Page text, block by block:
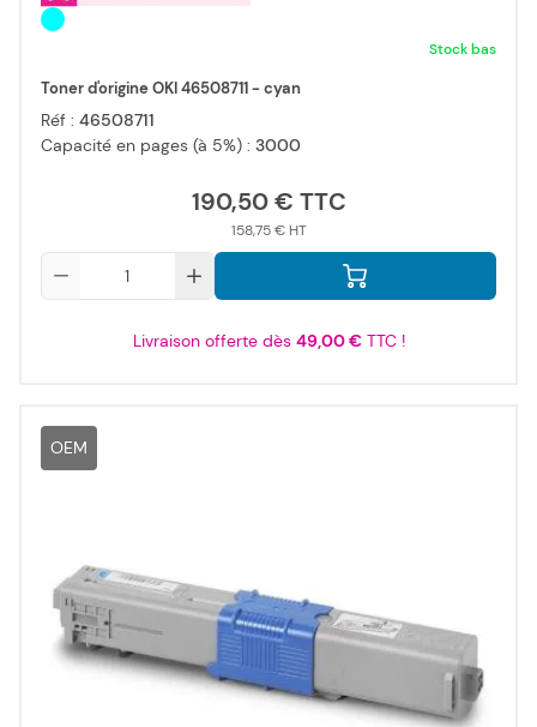
Stock bas
Toner d'origine OKI 46508711 - cyan
Réf : 46508711
Capacité en pages (à 5%) : 3000
190,50 €
158,75 €
Livraison offerte dès 49,00 €TTC !
OEM